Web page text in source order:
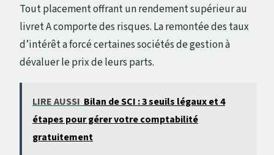
Tout placement offrant un rendement supérieur au
livret A comporte des risques. La remontée des taux
d’intérêt a forcé certaines sociétés de gestion à
dévaluer le prix de leurs parts.
LIRE AUSSI Bilan de SCI : 3 seuils légaux et 4
étapes pour gérer votre comptabilité
gratuitement